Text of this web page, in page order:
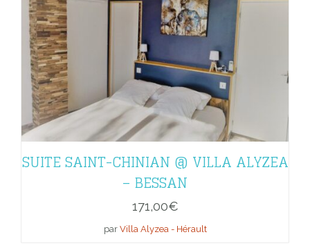
SUITE SAINT-CHINIAN @ VILLA ALYZEA
– BESSAN
171,00€
par Villa Alyzea - Hérault